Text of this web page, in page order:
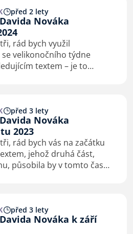
před 2 lety
Nováka
velikonočního týdne
textem – je to
před 3 lety
Nováka
2023
jehož druhá část,
působila by v tomto čase
před 3 lety
Nováka k září